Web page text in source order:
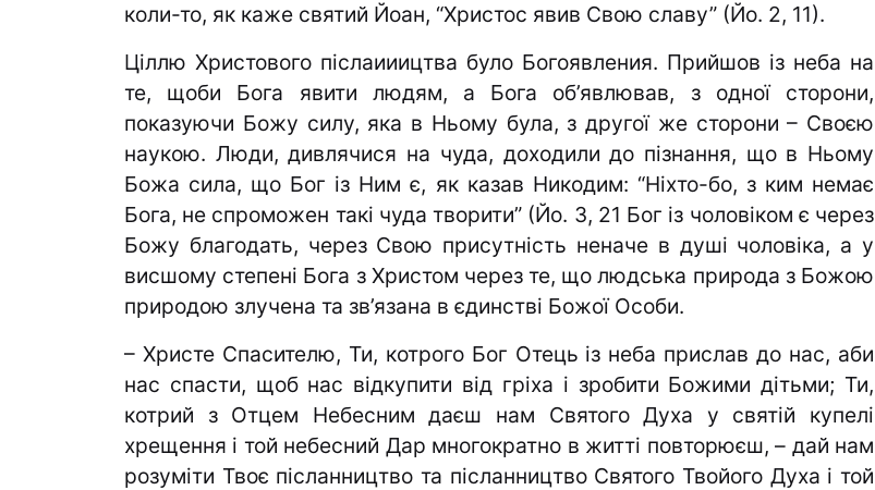
коли-то, як каже святий Йоан, “Христос явив Свою славу” (Йо. 2, 11).
Ціллю Христового післаииицтва було Богоявления. Прийшов із неба на
те, щоби Бога явити людям, а Бога об’явлював, з одної сторони,
показуючи Божу силу, яка в Ньому була, з другої же сторони – Своєю
наукою. Люди, дивлячися на чуда, доходили до пізнання, що в Ньому
Божа сила, що Бог із Ним є, як казав Никодим: “Ніхто-бо, з ким немає
Бога, не спроможен такі чуда творити” (Йо. З, 21 Бог із чоловіком є через
Божу благодать, через Свою при­сутність неначе в душі чоловіка, а у
висшому степені Бога з Христом через те, що людська природа з Божою
приро­дою злучена та зв’язана в єдинстві Божої Особи.
– Христе Спасителю, Ти, котрого Бог Отець із неба прислав до нас, аби
нас спасти, щоб нас відкупити від гріха і зробити Божими дітьми; Ти,
котрий з Отцем Не­бесним даєш нам Святого Духа у святій купелі
хрещення і той небесний Дар многократно в житті повторюєш, – дай нам
розуміти Твоє післанництво та післанництво Святого Твойого Духа і той